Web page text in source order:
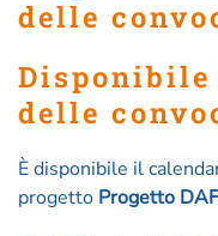
delle
Disponibile il calendario
delle
È disponibile il
progetto Progetto